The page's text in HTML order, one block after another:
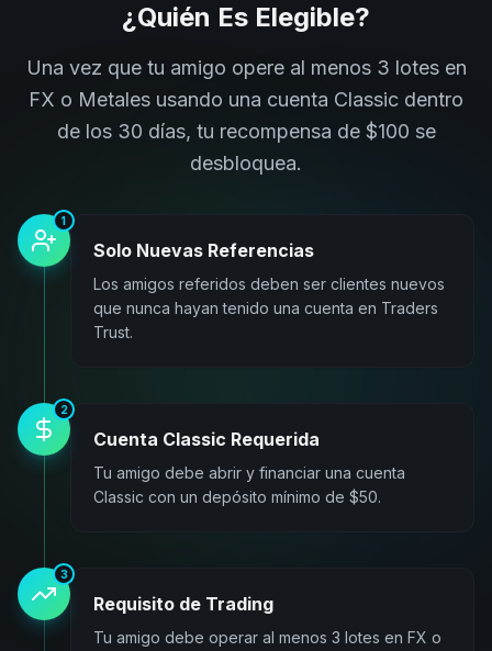
¿Quién Es Elegible?
Una vez que tu amigo opere al menos 3 lotes en
FX o Metales usando una cuenta Classic dentro
de los 30 días, tu recompensa de $100 se
desbloquea.
1
Solo Nuevas Referencias
Los amigos referidos deben ser clientes nuevos
que nunca hayan tenido una cuenta en Traders
Trust.
2
Cuenta Classic Requerida
Tu amigo debe abrir y financiar una cuenta
Classic con un depósito mínimo de $50.
3
Requisito de Trading
Tu amigo debe operar al menos 3 lotes en FX o